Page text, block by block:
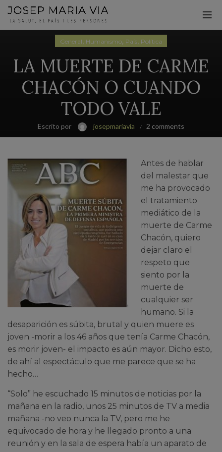
General, Humanismo, País, Política
LA MUERTE DE CARME
CHACÓN O CUANDO
TODO VALE
Escrito por josepmariavia 2 comments
Antes de hablar
del malestar que
me ha provocado
el tratamiento
mediático de la
muerte de Carme
Chacón, quiero
dejar claro el
respeto que
siento por la
muerte de
cualquier ser
humano. Si la
desaparición es súbita, brutal y quien muere es
joven -morir a los 46 años que tenía Carme Chacón,
es morir joven- el impacto es aún mayor. Dicho esto,
de ahí al espectáculo que me parece que se ha
hecho…
“Solo” he escuchado 15 minutos de noticias por la
mañana en la radio, unos 25 minutos de TV a media
mañana -no veo nunca la TV, pero me he
equivocado de hora y he llegado pronto a una
reunión y en la sala de espera había un aparato de